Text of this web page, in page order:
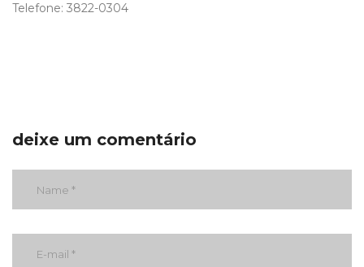
Telefone: 3822-0304
deixe um comentário